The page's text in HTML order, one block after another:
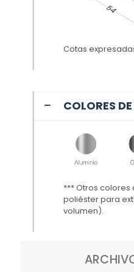
Cotas
COLORES
*** Otros colores
poliéster para
volumen).